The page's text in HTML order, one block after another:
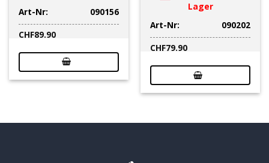
Art-Nr:
090156
CHF89.90
Lager
Art-Nr:
090202
CHF79.90